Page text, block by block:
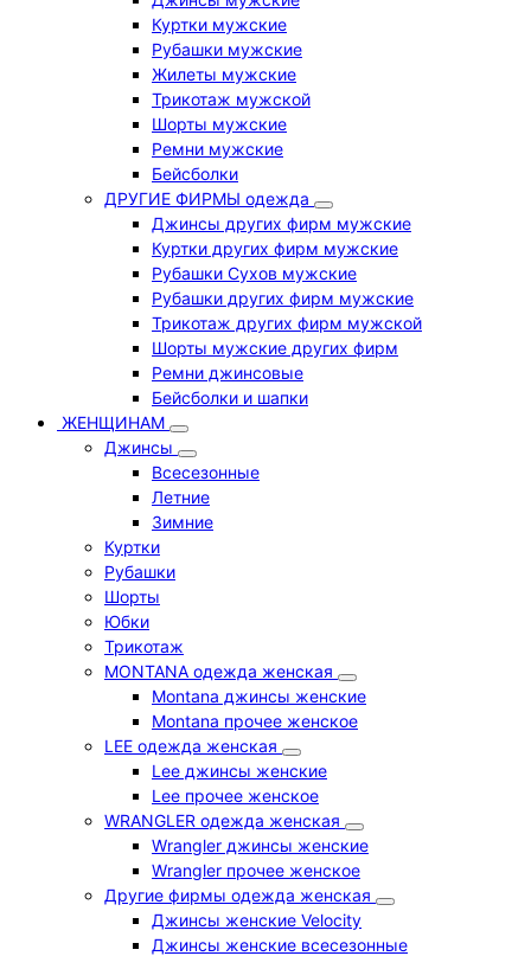
Куртки мужские
Рубашки мужские
Жилеты мужские
Трикотаж мужской
Шорты мужские
Ремни мужские
Бейсболки
ДРУГИЕ ФИРМЫ одежда
Джинсы других фирм мужские
Куртки других фирм мужские
Рубашки Сухов мужские
Рубашки других фирм мужские
Трикотаж других фирм мужской
Шорты мужские других фирм
Ремни джинсовые
Бейсболки и шапки
ЖЕНЩИНАМ
Джинсы
Всесезонные
Летние
Зимние
Куртки
Рубашки
Шорты
Юбки
Трикотаж
MONTANA одежда женская
Montana джинсы женские
Montana прочее женское
LEE одежда женская
Lee джинсы женские
Lee прочее женское
WRANGLER одежда женская
Wrangler джинсы женские
Wrangler прочее женское
Другие фирмы одежда женская
Джинсы женские Velocity
Джинсы женские всесезонные